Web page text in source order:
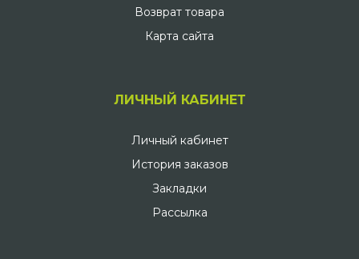
Возврат товара
Карта сайта
ЛИЧНЫЙ КАБИНЕТ
Личный кабинет
История заказов
Закладки
Рассылка